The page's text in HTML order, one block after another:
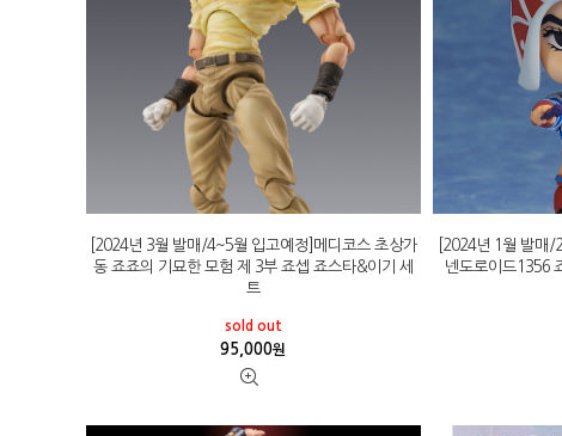
[2024년 3월 발매/4~5월 입고예정]메디코스 초상가
동 죠죠의 기묘한 모험 제 3부 죠셉 죠스타&이기 세
트
sold out
95,000원
[2024년 1월 발매/
넨도로이드1356